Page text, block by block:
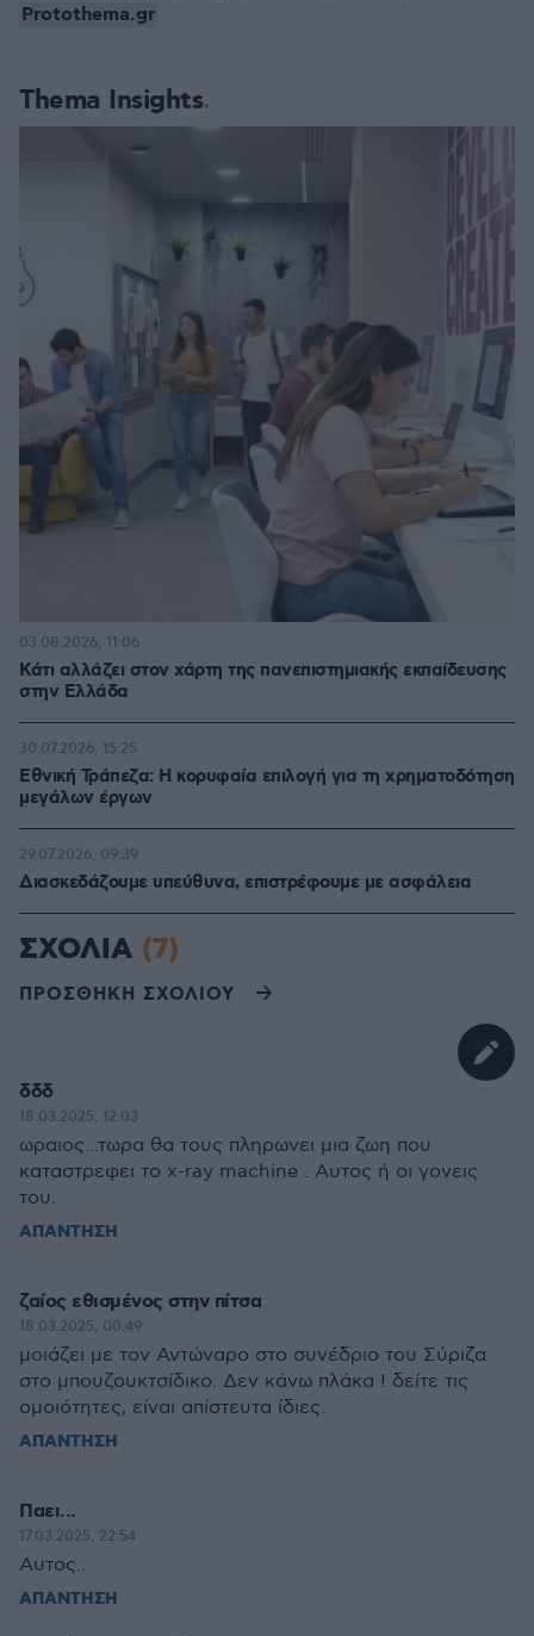
Thema Insights
Κάτι αλλάζει στον χάρτη της πανεπιστημιακής εκπαίδευσης
στην Ελλάδα
03.08.2026, 11:06
Εθνική Τράπεζα: Η κορυφαία επιλογή για τη χρηματοδότηση
μεγάλων έργων
30.07.2026, 15:25
Διασκεδάζουμε υπεύθυνα, επιστρέφουμε με ασφάλεια
29.07.2026, 09:39
Protothema.gr
ΣΧΟΛΙΑ (7)
ΠΡΟΣΘΗΚΗ ΣΧΟΛΙΟΥ
δδδ
18.03.2025, 12:03
ωραιος...τωρα θα τους πληρωνει μια ζωη που
καταστρεφει το x-ray machine . Αυτος ή οι γονεις
του.
ΑΠΑΝΤΗΣΗ
ζαίος εθισμένος στην πίτσα
18.03.2025, 00:49
μοιάζει με τον Αντώναρο στο συνέδριο του Σύριζα
στο μπουζουκτσίδικο. Δεν κάνω πλάκα ! δείτε τις
ομοιότητες, είναι απίστευτα ίδιες.
ΑΠΑΝΤΗΣΗ
Παει...
17.03.2025, 22:54
Αυτος..
ΑΠΑΝΤΗΣΗ